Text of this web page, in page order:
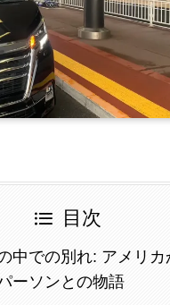
目次
中での別れ: アメリカ
ーソンとの物語